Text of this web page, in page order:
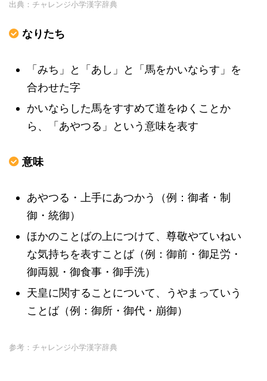
出典：チャレンジ小学漢字辞典
なりたち
「みち」と「あし」と「馬をかいならす」を
合わせた字
かいならした馬をすすめて道をゆくことか
ら、「あやつる」という意味を表す
意味
あやつる・上手にあつかう（例：御者・制
御・統御）
ほかのことばの上につけて、尊敬やていねい
な気持ちを表すことば（例：御前・御足労・
御両親・御食事・御手洗）
天皇に関することについて、うやまっていう
ことば（例：御所・御代・崩御）
参考：チャレンジ小学漢字辞典